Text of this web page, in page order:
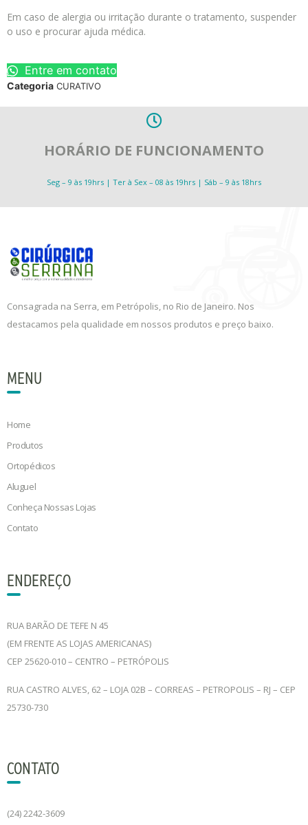
Em caso de alergia ou irritação durante o tratamento, suspender
o uso e procurar ajuda médica.
Entre em contato
Categoria CURATIVO
HORÁRIO DE FUNCIONAMENTO
Seg – 9 às 19hrs | Ter à Sex – 08 às 19hrs | Sáb – 9 às 18hrs
Consagrada na Serra, em Petrópolis, no Rio de Janeiro. Nos
destacamos pela qualidade em nossos produtos e preço baixo.
MENU
Home
Produtos
Ortopédicos
Aluguel
Conheça Nossas Lojas
Contato
ENDEREÇO
RUA BARÃO DE TEFE N 45
(EM FRENTE AS LOJAS AMERICANAS)
CEP 25620-010 – CENTRO – PETRÓPOLIS
RUA CASTRO ALVES, 62 – LOJA 02B – CORREAS – PETROPOLIS – RJ – CEP
25730-730
CONTATO
(24) 2242-3609